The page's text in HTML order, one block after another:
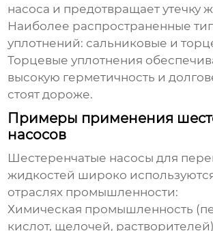
насоса и предотвращает утечку
Наиболее распространенные
уплотнений: сальниковые и
Торцевые уплотнения
высокую герметичность и
стоят дороже.
Примеры применения
насосов
Шестеренчатые насосы для
жидкостей широко
отраслях промышленности:
Химическая промышленность
кислот, щелочей, растворителей)